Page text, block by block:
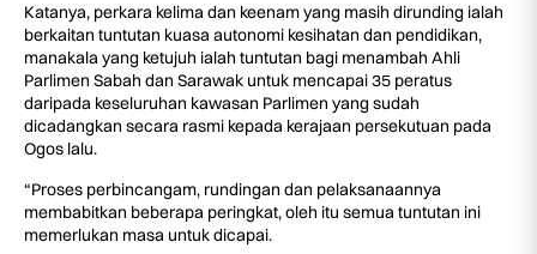
Katanya, perkara kelima dan keenam yang masih dirunding ialah
berkaitan tuntutan kuasa autonomi kesihatan dan pendidikan,
manakala yang ketujuh ialah tuntutan bagi menambah Ahli
Parlimen Sabah dan Sarawak untuk mencapai 35 peratus
daripada keseluruhan kawasan Parlimen yang sudah
dicadangkan secara rasmi kepada kerajaan persekutuan pada
Ogos lalu.
“Proses perbincangam, rundingan dan pelaksanaannya
membabitkan beberapa peringkat, oleh itu semua tuntutan ini
memerlukan masa untuk dicapai.